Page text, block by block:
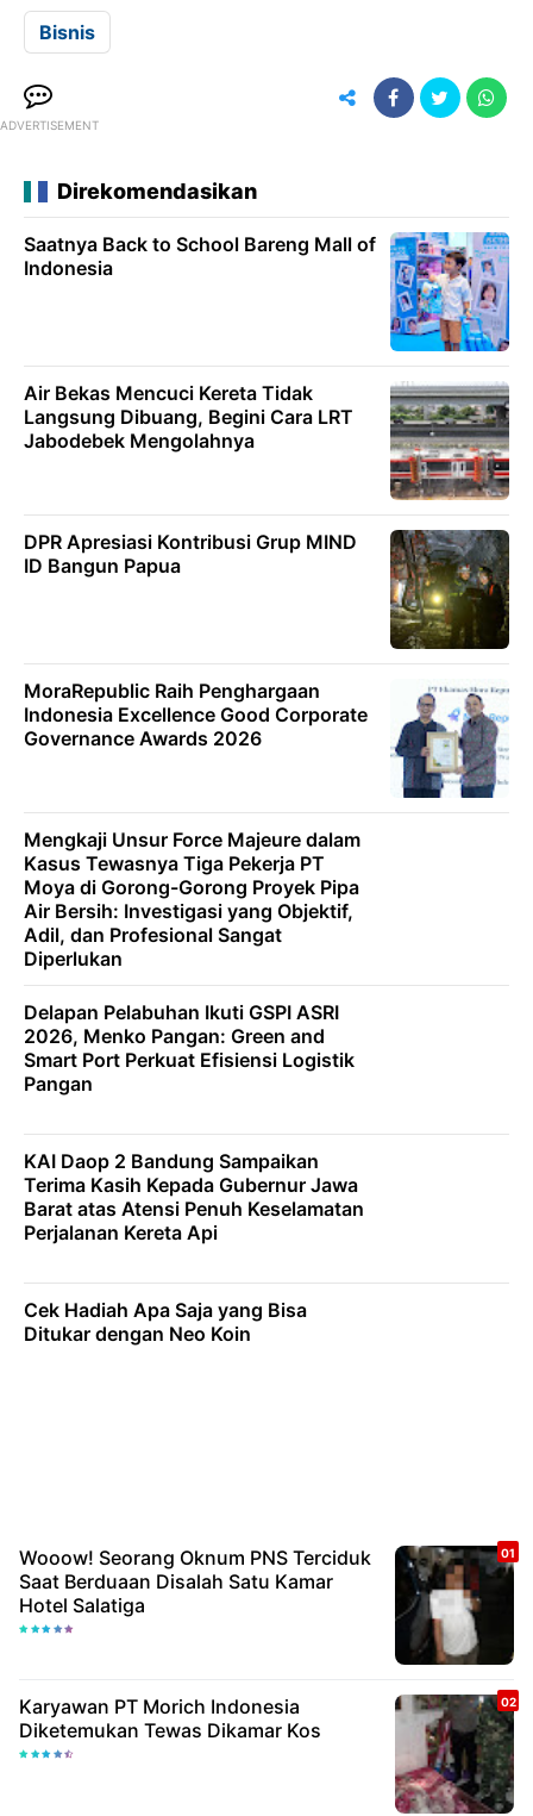
Bisnis
ADVERTISEMENT
Direkomendasikan
Saatnya Back to School Bareng Mall of
Indonesia
Air Bekas Mencuci Kereta Tidak
Langsung Dibuang, Begini Cara LRT
Jabodebek Mengolahnya
DPR Apresiasi Kontribusi Grup MIND
ID Bangun Papua
MoraRepublic Raih Penghargaan
Indonesia Excellence Good Corporate
Governance Awards 2026
Mengkaji Unsur Force Majeure dalam
Kasus Tewasnya Tiga Pekerja PT
Moya di Gorong-Gorong Proyek Pipa
Air Bersih: Investigasi yang Objektif,
Adil, dan Profesional Sangat
Diperlukan
Delapan Pelabuhan Ikuti GSPI ASRI
2026, Menko Pangan: Green and
Smart Port Perkuat Efisiensi Logistik
Pangan
KAI Daop 2 Bandung Sampaikan
Terima Kasih Kepada Gubernur Jawa
Barat atas Atensi Penuh Keselamatan
Perjalanan Kereta Api
Cek Hadiah Apa Saja yang Bisa
Ditukar dengan Neo Koin
Wooow! Seorang Oknum PNS Terciduk
Saat Berduaan Disalah Satu Kamar
Hotel Salatiga
Karyawan PT Morich Indonesia
Diketemukan Tewas Dikamar Kos